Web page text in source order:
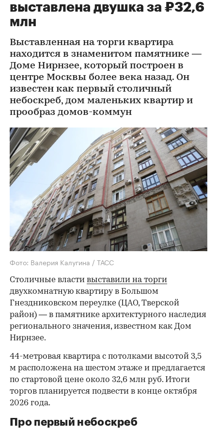
выставлена двушка за ₽32,6
млн
Выставленная на торги квартира
находится в знаменитом памятнике —
Доме Нирнзее, который построен в
центре Москвы более века назад. Он
известен как первый столичный
небоскреб, дом маленьких квартир и
прообраз домов-коммун
Фото: Валерия Калугина / ТАСС
Столичные власти выставили на торги
двухкомнатную квартиру в Большом
Гнездниковском переулке (ЦАО, Тверской
район) — в памятнике архитектурного наследия
регионального значения, известном как Дом
Нирнзее.
44-метровая квартира с потолками высотой 3,5
м расположена на шестом этаже и предлагается
по стартовой цене около 32,6 млн руб. Итоги
торгов планируется подвести в конце октября
2026 года.
Про первый небоскреб